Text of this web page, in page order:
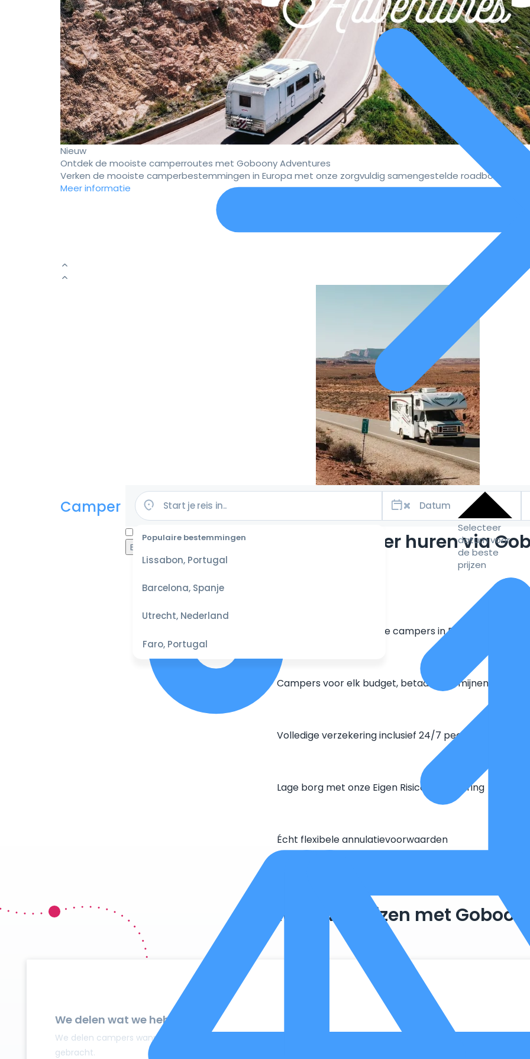
Populaire bestemmingen
Lissabon, Portugal
Barcelona, Spanje
Utrecht, Nederland
Faro, Portugal
Selecteer
datum voor
de beste
prijzen
Nieuw
Ontdek de mooiste camperroutes met Goboony Adventures
Verken de mooiste camperbestemmingen in Europa met onze zorgvuldig samengestelde roadbooks.
Meer informatie
Camper huren in de VS
Waarom een camper huren via
Grootste aanbod unieke campers in Europa
Campers voor elk budget, betaal in termijnen
Volledige verzekering inclusief 24/7 pechhulp
Lage borg met onze Eigen Risico Verzekering
Écht flexibele annulatievoorwaarden
Duurzaam reizen met
We delen wat we hebben
We delen campers wanneer ze niet gebruikt worden. Zo maken we optimaal gebruik van wat er al beschikbaar
gebracht.